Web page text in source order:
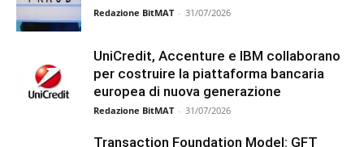
Redazione BitMAT - 31/07/2026
UniCredit, Accenture e IBM collaborano
per costruire la piattaforma bancaria
europea di nuova generazione
Redazione BitMAT - 31/07/2026
Transaction Foundation Model: GFT